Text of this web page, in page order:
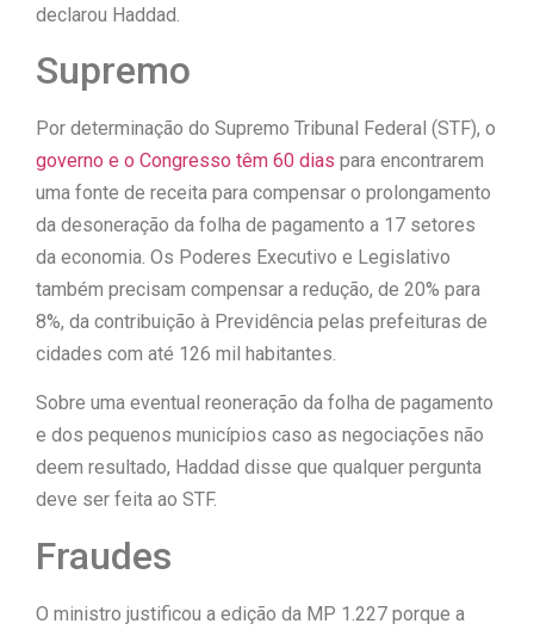
declarou Haddad.
Supremo
Por determinação do Supremo Tribunal Federal (STF), o
governo e o Congresso têm 60 dias para encontrarem
uma fonte de receita para compensar o prolongamento
da desoneração da folha de pagamento a 17 setores
da economia. Os Poderes Executivo e Legislativo
também precisam compensar a redução, de 20% para
8%, da contribuição à Previdência pelas prefeituras de
cidades com até 126 mil habitantes.
Sobre uma eventual reoneração da folha de pagamento
e dos pequenos municípios caso as negociações não
deem resultado, Haddad disse que qualquer pergunta
deve ser feita ao STF.
Fraudes
O ministro justificou a edição da MP 1.227 porque a